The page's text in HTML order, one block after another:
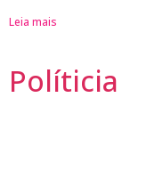
Leia mais
Políticia